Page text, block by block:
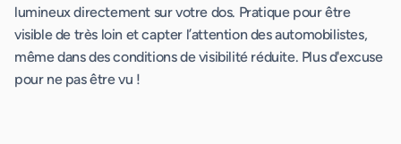
lumineux directement sur votre dos. Pratique pour être
visible de très loin et capter l’attention des automobilistes,
même dans des conditions de visibilité réduite. Plus d'excuse
pour ne pas être vu !